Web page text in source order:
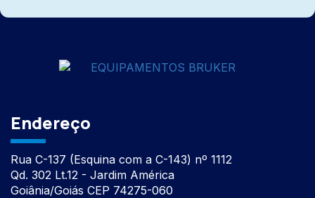
Endereço
Rua C-137 (Esquina com a C-143) nº 1112
Qd. 302 Lt.12 - Jardim América
Goiânia/Goiás CEP 74275-060